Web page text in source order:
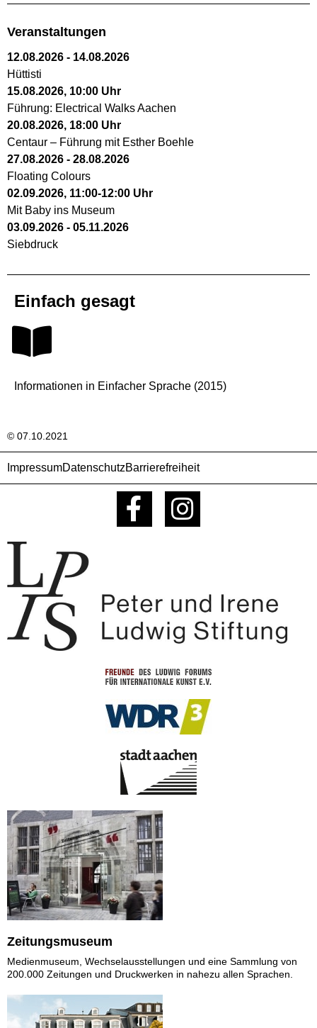
Veranstaltungen
12.08.2026 - 14.08.2026
Hüttisti
15.08.2026, 10:00 Uhr
Führung: Electrical Walks Aachen
20.08.2026, 18:00 Uhr
Centaur – Führung mit Esther Boehle
27.08.2026 - 28.08.2026
Floating Colours
02.09.2026, 11:00-12:00 Uhr
Mit Baby ins Museum
03.09.2026 - 05.11.2026
Siebdruck
Einfach gesagt
Informationen in Einfacher Sprache (2015)
© 07.10.2021
ImpressumDatenschutzBarrierefreiheit
Zeitungsmuseum
Medienmuseum, Wechselausstellungen und eine Sammlung von
200.000 Zeitungen und Druckwerken in nahezu allen Sprachen.